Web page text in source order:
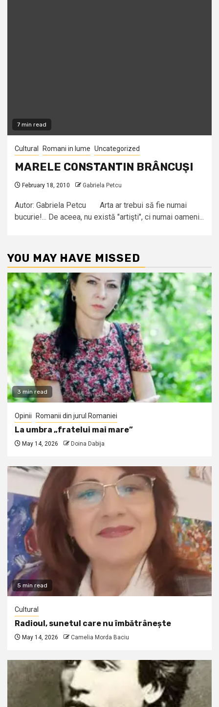
7 min read
Cultural Romani in lume Uncategorized
MARELE CONSTANTIN BRÂNCUŞI
February 18, 2010 Gabriela Petcu
Autor: Gabriela Petcu Arta ar trebui să fie numai
bucurie!... De aceea, nu există "artişti", ci numai oameni...
YOU MAY HAVE MISSED
3 min read
Opinii Romanii din jurul Romaniei
La umbra „fratelui mai mare”
May 14, 2026 Doina Dabija
5 min read
Cultural
Radioul, sunetul care nu îmbătrânește
May 14, 2026 Camelia Morda Baciu